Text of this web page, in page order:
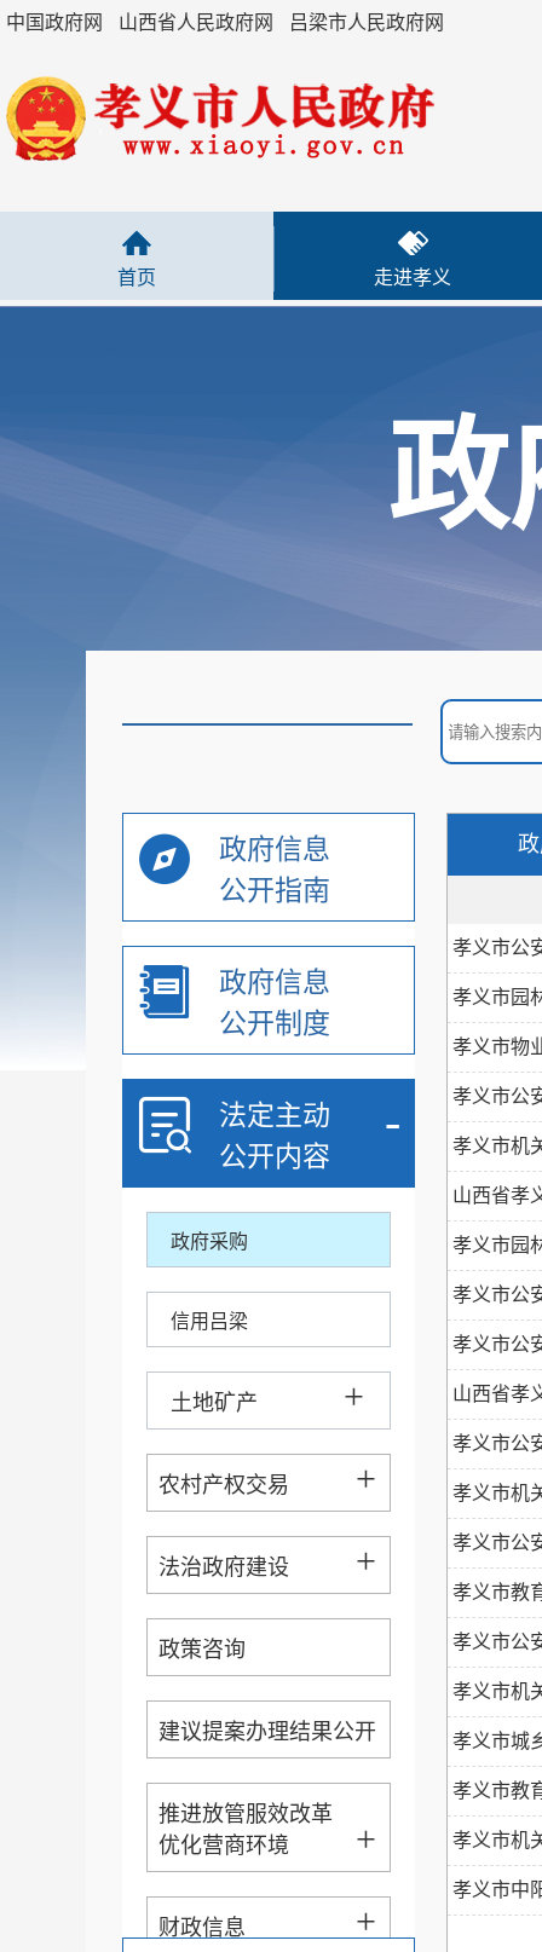
中国政府网 山西省人民政府网 吕梁市人民政府网
首页 走进孝义
政
政府信息
公开指南
政府信息
公开制度
法定主动
公开内容
-
重大会议信息 +
规范性文件
通知公告公示
政务专题
重点领域信息公开
监管服务处罚类
信息公开
+
公共资源交易
政府采购
信用吕梁
土地矿产 +
农村产权交易 +
法治政府建设 +
政策咨询
建议提案办理结果公开
推进放管服效改革
优化营商环境
+
财政信息 +
孝义市公
孝义市园
孝义市物
慧...
孝义市公
孝义市机
物...
山西省孝
孝义市园
孝义市公
孝义市公
山西省孝
孝义市公
孝义市机
物...
孝义市公
孝义市教
孝义市公
孝义市机
孝义市城
孝义市教
孝义市机
孝义市中